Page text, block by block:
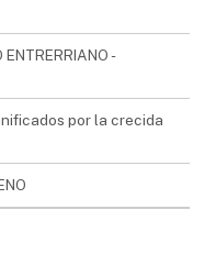
ENTRERRIANO -
por la crecida